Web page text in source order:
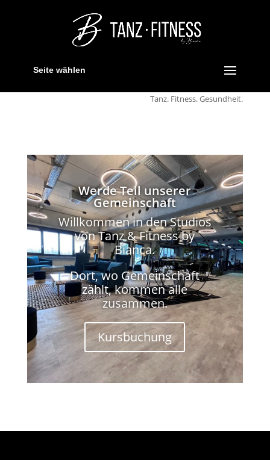
Seite wählen
Tanz. Fitness. Gesundheit.
Werde Teil unserer
Gemeinschaft
Willkommen in den Studios
von Tanz & Fitness by
Bianca.
Dort, wo Gemeinschaft
zählt, kommen alle
zusammen.
Kursbuchung